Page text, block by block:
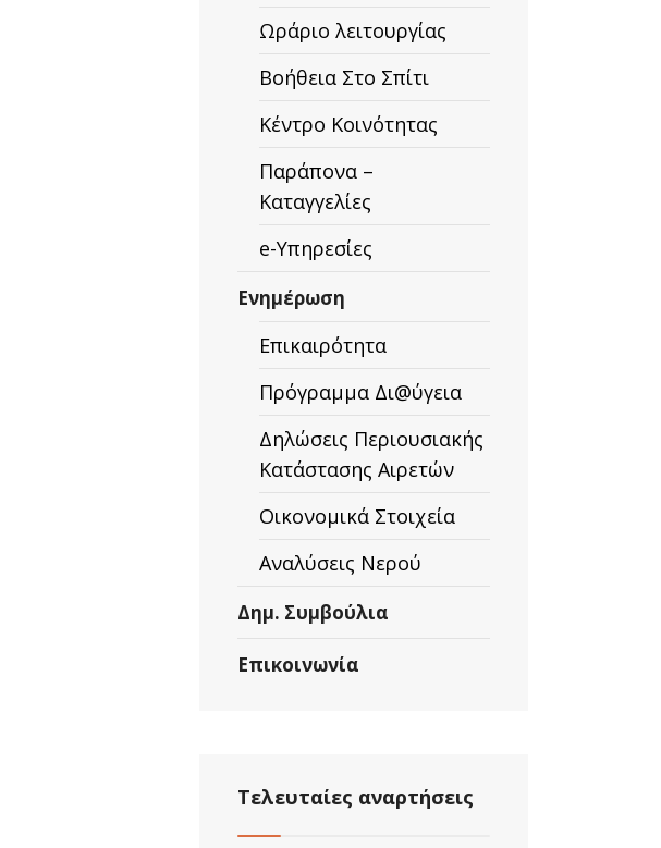
Ωράριο λειτουργίας
Βοήθεια Στο Σπίτι
Κέντρο Κοινότητας
Παράπονα –
Καταγγελίες
e-Υπηρεσίες
Ενημέρωση
Επικαιρότητα
Πρόγραμμα Δι@ύγεια
Δηλώσεις Περιουσιακής
Κατάστασης Αιρετών
Οικονομικά Στοιχεία
Αναλύσεις Νερού
Δημ. Συμβούλια
Επικοινωνία
Τελευταίες αναρτήσεις